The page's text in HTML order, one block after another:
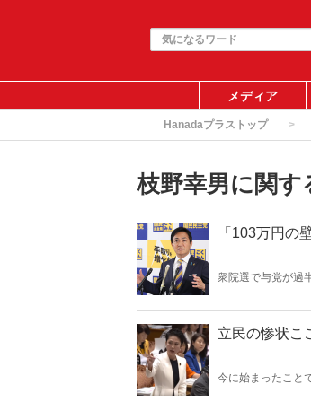
メディア
Hanadaプラストップ
枝野幸男に関す
「103万円の
衆院選で与党が過
10、野党7」と大
立民の惨状こ
今に始まったこと
る。学級崩壊な